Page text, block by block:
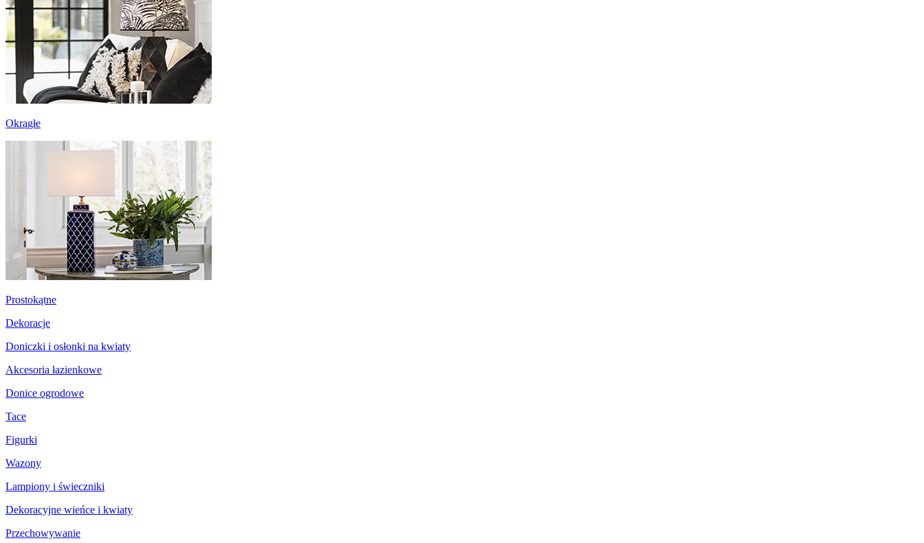
Okrągłe
Prostokątne
Dekoracje
Doniczki i osłonki na kwiaty
Akcesoria łazienkowe
Donice ogrodowe
Tace
Figurki
Wazony
Lampiony i świeczniki
Dekoracyjne wieńce i kwiaty
Przechowywanie